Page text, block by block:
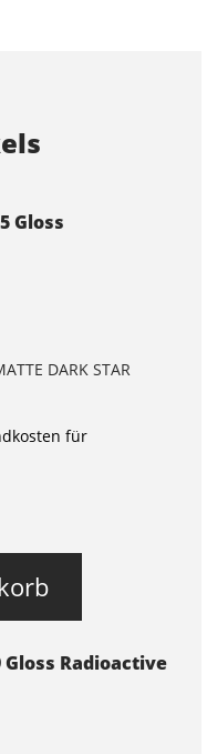
Gloss
DARK STAR
für
Gloss Radioactive